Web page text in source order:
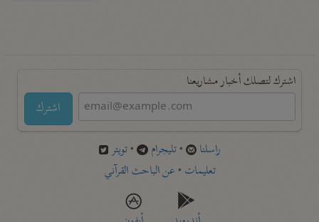
اشترك لتصلك أخبار مشاريعنا
اشترك
راسلنا •تليجرام •تويتر
تعليمات •عن الباحث القرآني